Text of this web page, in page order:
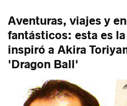
Aventuras, viajes y
fantásticos: esta es
inspiró a Akira
'Dragon Ball'